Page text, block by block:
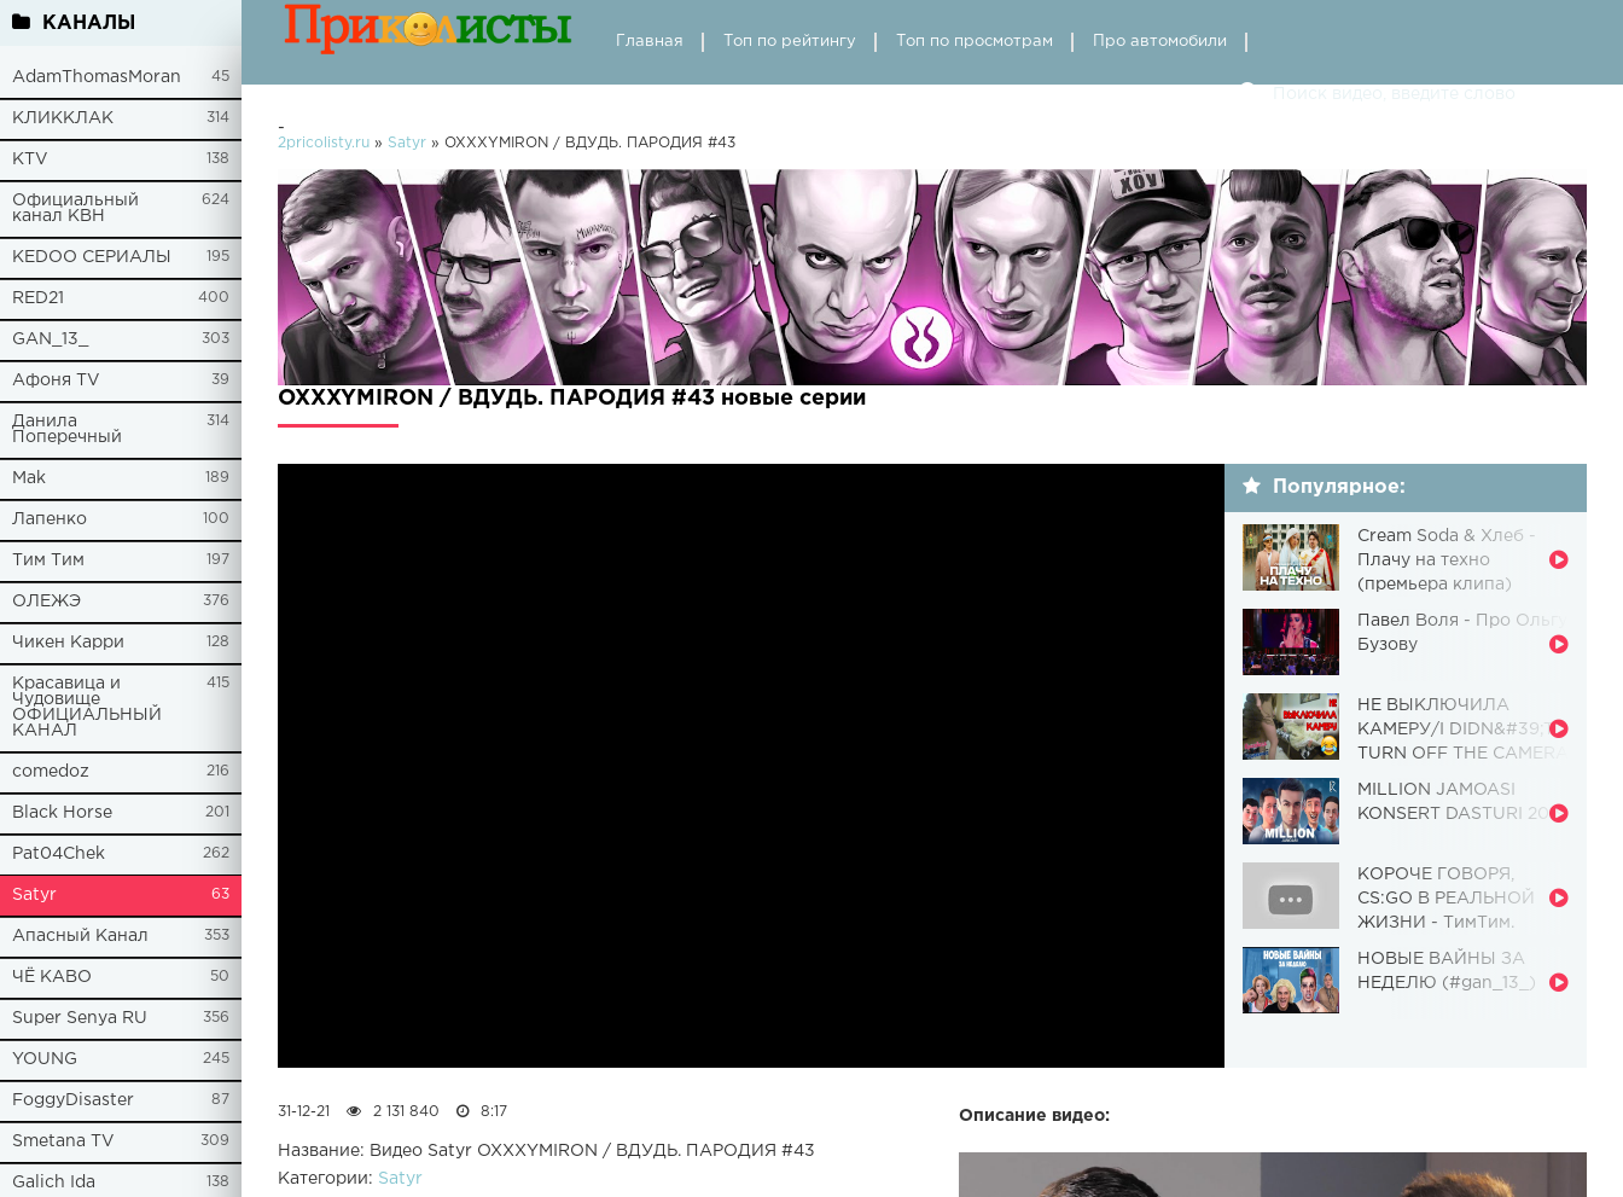
КАНАЛЫ
AdamThomasMoran 45
КЛИККЛАК 314
KTV 138
Официальный
канал КВН
624
KEDOO СЕРИАЛЫ 195
RED21 400
GAN_13_ 303
Афоня TV 39
Данила
Поперечный
314
Mak 189
Лапенко 100
Tим Тим 197
ОЛЕЖЭ 376
Чикен Карри 128
Красавица и
Чудовище
ОФИЦИАЛЬНЫЙ
КАНАЛ
415
comedoz 216
Black Horse 201
Pat04Chek 262
Satyr 63
Апасный Канал 353
ЧЁ КАВО 50
Super Senya RU 356
YOUNG 245
FoggyDisaster 87
Smetana TV 309
Galich Ida 138
Главная Топ по рейтингу Топ по просмотрам Про автомобили
-
2pricolisty.ru » Satyr » OXXXYMIRON / ВДУДЬ. ПАРОДИЯ #43
OXXXYMIRON / ВДУДЬ. ПАРОДИЯ #43 новые серии
Популярное:
Cream Soda & Хлеб -
Плачу на техно
(премьера клипа)
Павел Воля - Про Ольгу
Бузову
НЕ ВЫКЛЮЧИЛА
КАМЕРУ/I DIDN&#39;T
TURN OFF THE CAMERA
Чудовище] (Выпуск 110)
MILLION JAMOASI
KONSERT DASTURI 2019
КОРОЧЕ ГОВОРЯ,
CS:GO В РЕАЛЬНОЙ
ЖИЗНИ - ТимТим.
НОВЫЕ ВАЙНЫ ЗА
НЕДЕЛЮ (#gan_13_)
Описание видео:
31-12-21 2 131 840 8:17
Название: Видео Satyr OXXXYMIRON / ВДУДЬ. ПАРОДИЯ #43
Категории: Satyr